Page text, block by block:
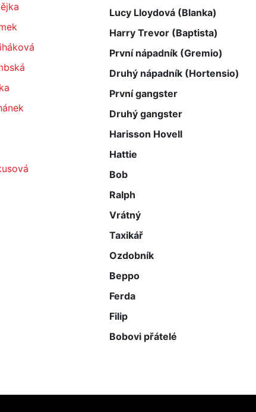
Lucy Lloydová (Blanka)
Harry Trevor (Baptista)
První nápadník (Gremio)
Druhý nápadník (Hortensio)
První gangster
Druhý gangster
Harisson Hovell
Hattie
Bob
Ralph
Vrátný
Taxikář
Ozdobník
Beppo
Ferda
Filip
Bobovi přátelé